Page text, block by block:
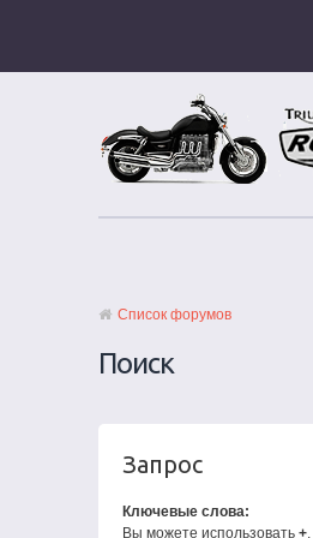
Список форумов
Поиск
Запрос
Ключевые слова:
Вы можете использовать +